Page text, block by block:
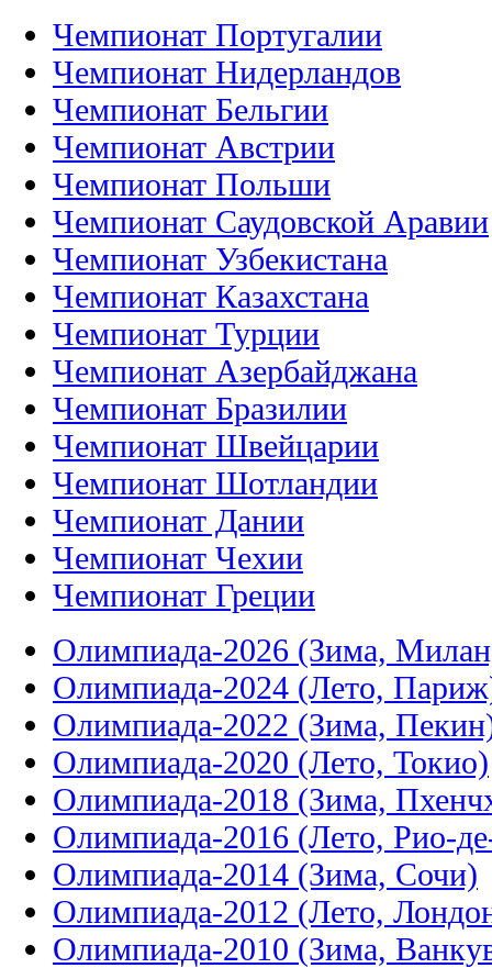
Чемпионат Португалии
Чемпионат Нидерландов
Чемпионат Бельгии
Чемпионат Австрии
Чемпионат Польши
Чемпионат Саудовской Аравии
Чемпионат Узбекистана
Чемпионат Казахстана
Чемпионат Турции
Чемпионат Азербайджана
Чемпионат Бразилии
Чемпионат Швейцарии
Чемпионат Шотландии
Чемпионат Дании
Чемпионат Чехии
Чемпионат Греции
Олимпиада-2026 (Зима,
Олимпиада-2024 (Лето,
Олимпиада-2022 (Зима,
Олимпиада-2020 (Лето, Токио)
Олимпиада-2018 (Зима,
Олимпиада-2016 (Лето, Рио-
Олимпиада-2014 (Зима, Сочи)
Олимпиада-2012 (Лето,
Олимпиада-2010 (Зима,